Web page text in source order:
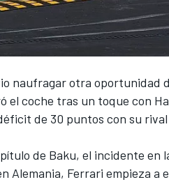
naufragar otra oportunidad
el coche tras un toque con
de 30 puntos con su
de Baku, el incidente
Alemania, Ferrari empieza a